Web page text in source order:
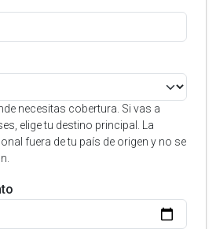
necesitas cobertura. Si vas a
elige tu destino principal. La
fuera de tu país de origen y no se